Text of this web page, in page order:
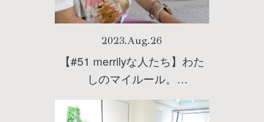
2023.Aug.26
【#51 merrilyな人たち】わた
しのマイルール。
『PilatesGreen(ピラティスグ
リーン)池袋店』インストラク